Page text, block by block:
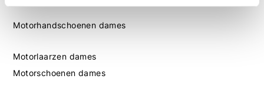
Motorhandschoenen dames
Motorlaarzen dames
Motorschoenen dames